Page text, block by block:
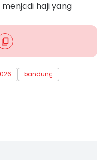
haji yang
bandung